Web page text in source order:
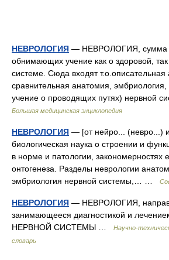
НЕВРОЛОГИЯ — НЕВРОЛОГИЯ, сумма
обнимающих учение как о здоровой,
системе. Сюда входят т.о.описательная
сравнительная анатомия, эмбриология,
учение о проводящих путях) нервной
Большая медицинская энциклопедия
НЕВРОЛОГИЯ — [от нейро... (невро...)
биологическая наука о строении и
в норме и патологии, закономерностях
онтогенеза. Разделы неврологии
эмбриология нервной системы,… …
НЕВРОЛОГИЯ — НЕВРОЛОГИЯ,
занимающееся диагностикой и
НЕРВНОЙ СИСТЕМЫ …
Научно-
словарь